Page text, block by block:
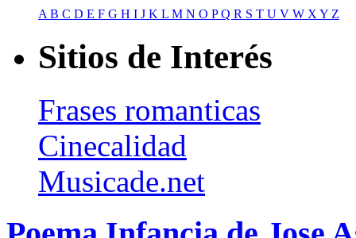
A B C D E F G H I J K L M N O PQ R S T U V W X Y Z
Sitios de Interés
Frases romanticas
Cinecalidad
Musicade.net